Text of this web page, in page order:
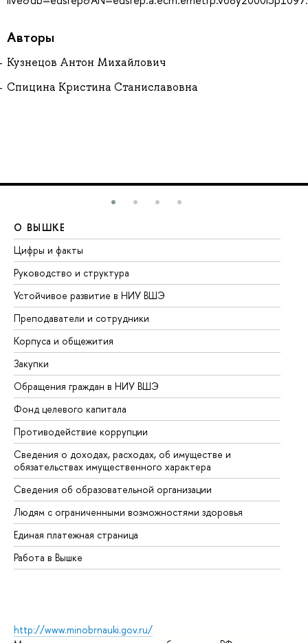
Авторы
Кузнецов Антон Михайлович
Спицина Кристина Станиславовна
О ВЫШКЕ
Цифры и факты
Руководство и структура
Устойчивое развитие в НИУ ВШЭ
Преподаватели и сотрудники
Корпуса и общежития
Закупки
Обращения граждан в НИУ ВШЭ
Фонд целевого капитала
Противодействие коррупции
Сведения о доходах, расходах, об имуществе и
обязательствах имущественного характера
Сведения об образовательной организации
Людям с ограниченными возможностями здоровья
Единая платежная страница
Работа в Вышке
http://www.minobrnauki.gov.ru/